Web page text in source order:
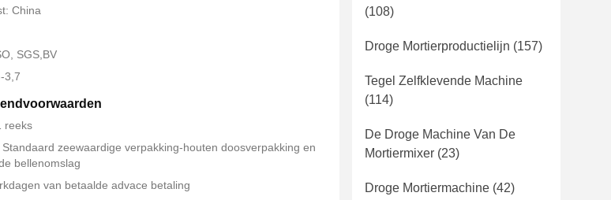
China
SGS,BV
3,7
reeks
zeewaardige verpakking-houten doosverpakking en
bellenomslag
van betaalde advace betaling
(108)
Droge Mortierproductielijn (157)
Tegel Zelfklevende Machine
(114)
De Droge Machine Van De
Mortiermixer (23)
Droge Mortiermachine (42)